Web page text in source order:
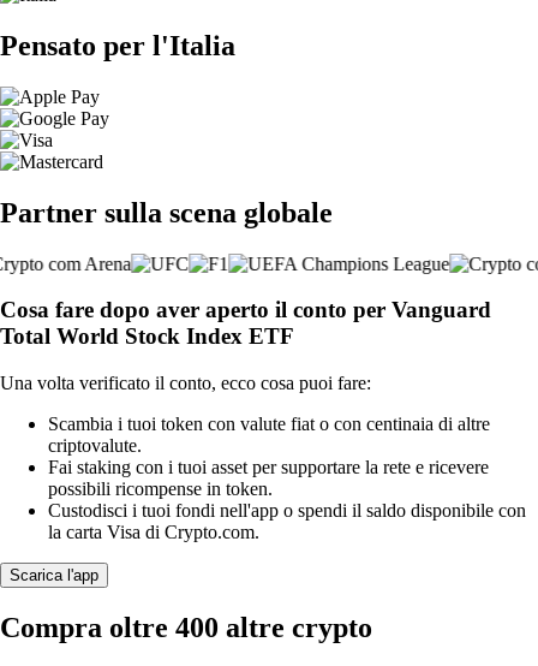
Pensato per l'Italia
Partner sulla scena globale
Cosa fare dopo aver aperto il conto per Vanguard
Total World Stock Index ETF
Una volta verificato il conto, ecco cosa puoi fare:
Scambia i tuoi token con valute fiat o con centinaia di altre
criptovalute.
Fai staking con i tuoi asset per supportare la rete e ricevere
possibili ricompense in token.
Custodisci i tuoi fondi nell'app o spendi il saldo disponibile con
la carta Visa di Crypto.com.
Scarica l'app
Compra oltre 400 altre crypto